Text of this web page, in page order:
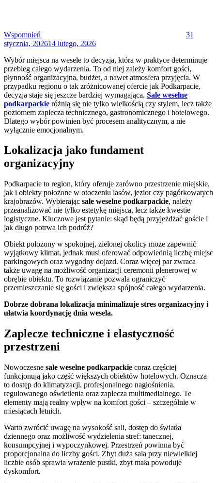
Wspomnień
31
stycznia, 202614 lutego, 2026
Wybór miejsca na wesele to decyzja, która w praktyce determinuje
przebieg całego wydarzenia. To od niej zależy komfort gości,
płynność organizacyjna, budżet, a nawet atmosfera przyjęcia. W
przypadku regionu o tak zróżnicowanej ofercie jak Podkarpacie,
decyzja staje się jeszcze bardziej wymagająca. Sale weselne
podkarpackie różnią się nie tylko wielkością czy stylem, lecz także
poziomem zaplecza technicznego, gastronomicznego i hotelowego.
Dlatego wybór powinien być procesem analitycznym, a nie
wyłącznie emocjonalnym.
Lokalizacja jako fundament
organizacyjny
Podkarpacie to region, który oferuje zarówno przestrzenie miejskie,
jak i obiekty położone w otoczeniu lasów, jezior czy pagórkowatych
krajobrazów. Wybierając sale weselne podkarpackie, należy
przeanalizować nie tylko estetykę miejsca, lecz także kwestie
logistyczne. Kluczowe jest pytanie: skąd będą przyjeżdżać goście i
jak długo potrwa ich podróż?
Obiekt położony w spokojnej, zielonej okolicy może zapewnić
wyjątkowy klimat, jednak musi oferować odpowiednią liczbę miejsc
parkingowych oraz wygodny dojazd. Coraz więcej par zwraca
także uwagę na możliwość organizacji ceremonii plenerowej w
obrębie obiektu. To rozwiązanie pozwala ograniczyć
przemieszczanie się gości i zwiększa spójność całego wydarzenia.
Dobrze dobrana lokalizacja minimalizuje stres organizacyjny i
ułatwia koordynację dnia wesela.
Zaplecze techniczne i elastyczność
przestrzeni
Nowoczesne sale weselne podkarpackie coraz częściej
funkcjonują jako część większych obiektów hotelowych. Oznacza
to dostęp do klimatyzacji, profesjonalnego nagłośnienia,
regulowanego oświetlenia oraz zaplecza multimedialnego. Te
elementy mają realny wpływ na komfort gości – szczególnie w
miesiącach letnich.
Warto zwrócić uwagę na wysokość sali, dostęp do światła
dziennego oraz możliwość wydzielenia stref: tanecznej,
konsumpcyjnej i wypoczynkowej. Przestrzeń powinna być
proporcjonalna do liczby gości. Zbyt duża sala przy niewielkiej
liczbie osób sprawia wrażenie pustki, zbyt mała powoduje
dyskomfort.